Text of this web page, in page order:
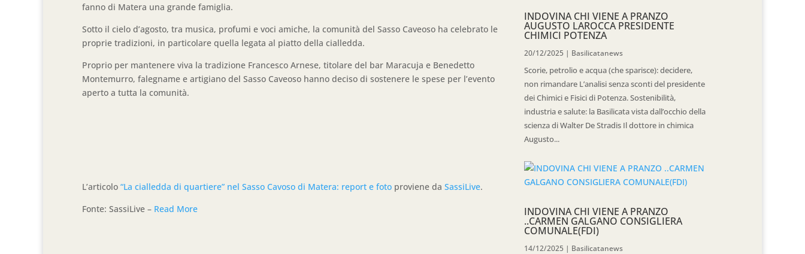
fanno di Matera una grande famiglia.
Sotto il cielo d’agosto, tra musica, profumi e voci amiche, la comunità del Sasso Caveoso ha celebrato le
proprie tradizioni, in particolare quella legata al piatto della cialledda.
Proprio per mantenere viva la tradizione Francesco Arnese, titolare del bar Maracuja e Benedetto
Montemurro, falegname e artigiano del Sasso Caveoso hanno deciso di sostenere le spese per l’evento
aperto a tutta la comunità.
L’articolo “La cialledda di quartiere” nel Sasso Cavoso di Matera: report e foto proviene da SassiLive.
Fonte: SassiLive – Read More
INDOVINA CHI VIENE A PRANZO
AUGUSTO LAROCCA PRESIDENTE
CHIMICI POTENZA
20/12/2025 | Basilicatanews
Scorie, petrolio e acqua (che sparisce): decidere,
non rimandare L’analisi senza sconti del presidente
dei Chimici e Fisici di Potenza. Sostenibilità,
industria e salute: la Basilicata vista dall’occhio della
scienza di Walter De Stradis Il dottore in chimica
Augusto...
INDOVINA CHI VIENE A PRANZO
..CARMEN GALGANO CONSIGLIERA
COMUNALE(FDI)
14/12/2025 | Basilicatanews